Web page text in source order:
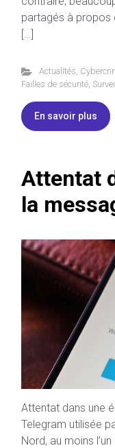
partagés à propos
[…]
Actualités,
Failles de sécurité,
En savoir plus
Attentat
la
Attentat dans une
Telegram utilisée
Nord, au moins